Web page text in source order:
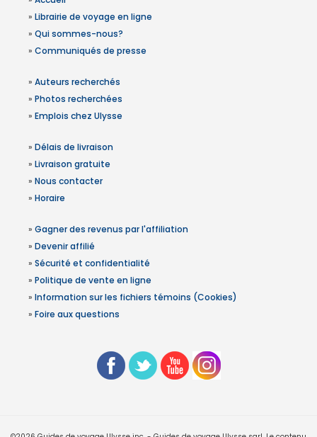
» Librairie de voyage en ligne
» Qui sommes-nous?
» Communiqués de presse
» Auteurs recherchés
» Photos recherchées
» Emplois chez Ulysse
» Délais de livraison
» Livraison gratuite
» Nous contacter
» Horaire
» Gagner des revenus par l'affiliation
» Devenir affilié
» Sécurité et confidentialité
» Politique de vente en ligne
» Information sur les fichiers témoins (Cookies)
» Foire aux questions